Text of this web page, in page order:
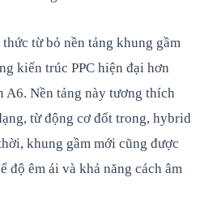
từ bỏ nền tảng khung gầm
kiến trúc PPC hiện đại hơn
A6. Nền tảng này tương thích
từ động cơ đốt trong, hybrid
khung gầm mới cũng được
độ êm ái và khả năng cách âm